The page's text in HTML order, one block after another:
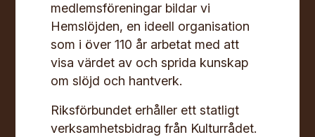
medlemsföreningar bildar vi
Hemslöjden, en ideell organisation
som i över 110 år arbetat med att
visa värdet av och sprida kunskap
om slöjd och hantverk.
Riksförbundet erhåller ett statligt
verksamhetsbidrag från Kulturrådet.